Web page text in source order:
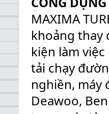
MAXIMA
khoảng thay
kiện làm
tải chạy
nghiền, máy
Deawoo,